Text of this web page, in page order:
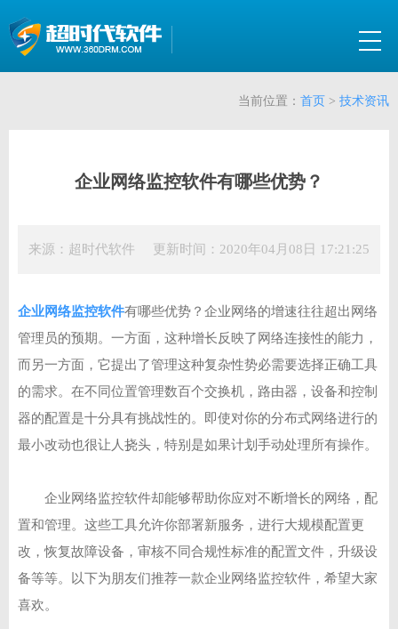
当前位置： 首页 > 技术资讯
企业网络监控软件有哪些优势？
来源：超时代软件 更新时间：2020年04月08日 17:21:25
企业网络监控软件有哪些优势？企业网络的增速往往超出网络
管理员的预期。一方面，这种增长反映了网络连接性的能力，
而另一方面，它提出了管理这种复杂性势必需要选择正确工具
的需求。在不同位置管理数百个交换机，路由器，设备和控制
器的配置是十分具有挑战性的。即使对你的分布式网络进行的
最小改动也很让人挠头，特别是如果计划手动处理所有操作。
企业网络监控软件却能够帮助你应对不断增长的网络，配
置和管理。这些工具允许你部署新服务，进行大规模配置更
改，恢复故障设备，审核不同合规性标准的配置文件，升级设
备等等。以下为朋友们推荐一款企业网络监控软件，希望大家
喜欢。